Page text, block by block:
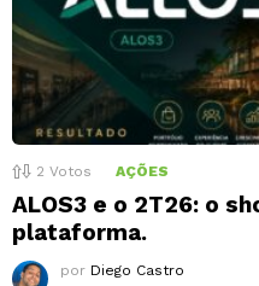
2 Votos AÇÕES
ALOS3 e o 2T26: o
plataforma.
por Diego Castro